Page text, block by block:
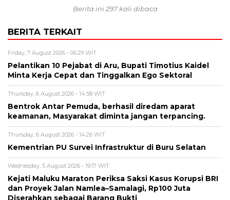
Berita ini 297 kali dibaca
BERITA TERKAIT
Friday, 7 August 2026 - 06:29 WIT
Pelantikan 10 Pejabat di Aru, Bupati Timotius Kaidel
Minta Kerja Cepat dan Tinggalkan Ego Sektoral
Thursday, 6 August 2026 - 14:58 WIT
Bentrok Antar Pemuda, berhasil diredam aparat
keamanan, Masyarakat diminta jangan terpancing.
Thursday, 6 August 2026 - 14:26 WIT
Kementrian PU Survei Infrastruktur di Buru Selatan
Wednesday, 5 August 2026 - 19:17 WIT
Kejati Maluku Maraton Periksa Saksi Kasus Korupsi BRI
dan Proyek Jalan Namlea–Samalagi, Rp100 Juta
Diserahkan sebagai Barang Bukti